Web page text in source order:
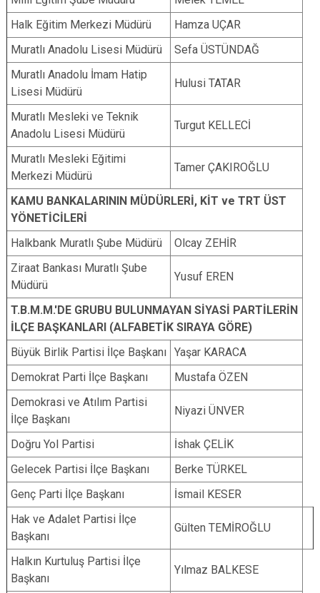
Halk Eğitim Merkezi Müdürü
Hamza UÇAR
Muratlı Anadolu Lisesi Müdürü
Sefa ÜSTÜNDAĞ
Muratlı Anadolu İmam Hatip
Lisesi Müdürü
Hulusi TATAR
Muratlı Mesleki ve Teknik
Anadolu Lisesi Müdürü
Turgut KELLECİ
Muratlı Mesleki Eğitimi
Merkezi Müdürü
Tamer ÇAKIROĞLU
KAMU BANKALARININ MÜDÜRLERİ, KİT ve TRT ÜST
YÖNETİCİLERİ
Halkbank Muratlı Şube Müdürü
Olcay ZEHİR
Ziraat Bankası Muratlı Şube
Müdürü
Yusuf EREN
T.B.M.M.'DE GRUBU BULUNMAYAN SİYASİ PARTİLERİN
İLÇE BAŞKANLARI (ALFABETİK SIRAYA GÖRE)
Büyük Birlik Partisi İlçe Başkanı Yaşar KARACA
Demokrat Parti İlçe Başkanı
Mustafa ÖZEN
Demokrasi ve Atılım Partisi
İlçe Başkanı
Niyazi ÜNVER
Doğru Yol Partisi
İshak ÇELİK
Gelecek Partisi İlçe Başkanı
Berke TÜRKEL
Genç Parti İlçe Başkanı
İsmail KESER
Hak ve Adalet Partisi İlçe
Başkanı
Gülten TEMİROĞLU
Halkın Kurtuluş Partisi İlçe
Başkanı
Yılmaz BALKESE